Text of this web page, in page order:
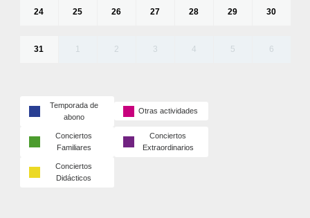
24 25 26 27 28 29 30
31 1 2 3 4 5 6
Temporada de
abono
Otras actividades
Conciertos
Familiares
Conciertos
Extraordinarios
Conciertos
Didácticos